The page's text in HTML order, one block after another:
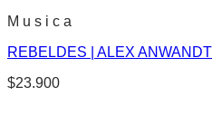
M u s i c a
REBELDES | ALEX
$23.900